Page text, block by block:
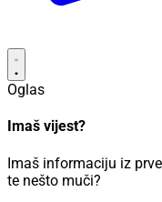
Oglas
Imaš vijest?
Imaš informaciju iz
te nešto muči?